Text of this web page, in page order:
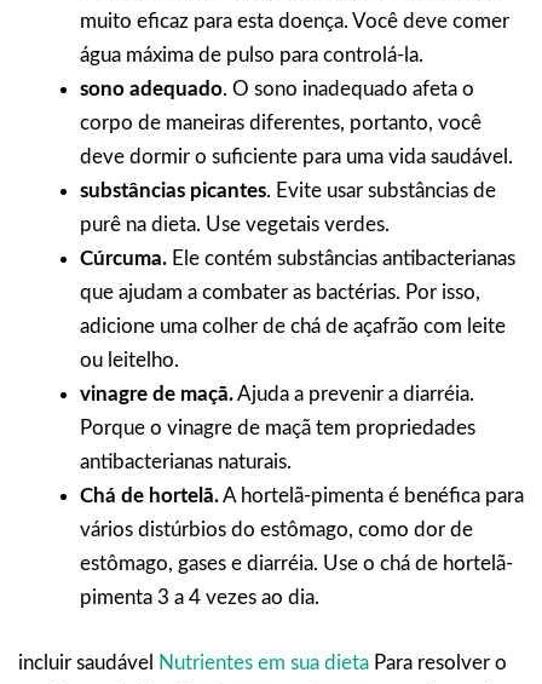
muito eficaz para esta doença. Você deve comer
água máxima de pulso para controlá-la.
sono adequado. O sono inadequado afeta o
corpo de maneiras diferentes, portanto, você
deve dormir o suficiente para uma vida saudável.
substâncias picantes. Evite usar substâncias de
purê na dieta. Use vegetais verdes.
Cúrcuma. Ele contém substâncias antibacterianas
que ajudam a combater as bactérias. Por isso,
adicione uma colher de chá de açafrão com leite
ou leitelho.
vinagre de maçã.Ajuda a prevenir a diarréia.
Porque o vinagre de maçã tem propriedades
antibacterianas naturais.
Chá de hortelã.A hortelã-pimenta é benéfica para
vários distúrbios do estômago, como dor de
estômago, gases e diarréia. Use o chá de hortelã-
pimenta 3 a 4 vezes ao dia.
incluir saudável Nutrientes em sua dieta Para resolver o